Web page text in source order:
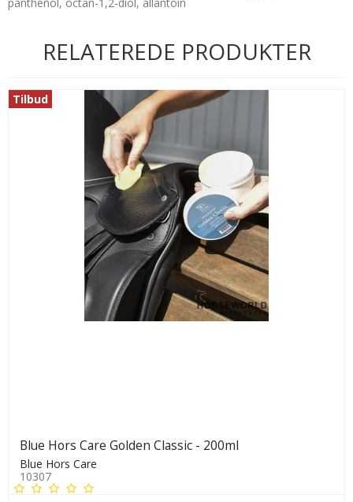
panthenol, octan-1,2-diol, allantoin
RELATEREDE PRODUKTER
Tilbud
Blue Hors Care Golden Classic - 200ml
Blue Hors Care
10307